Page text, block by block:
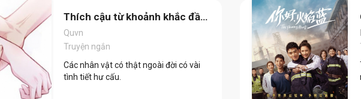
tháng ngày u ám của cô.
ta đau lòng. Có vài tình cảm dù chưa
khác nhớ mãi không quên. Và cũng có
một người… Dùng cả thanh xuân để
âm thầm yêu cô.
Thích cậu từ khoảnh khắc đầu
tiên
Quvn
Truyện ngắn
Các nhân vật có thật ngoài đời có vài
tình tiết hư cấu.